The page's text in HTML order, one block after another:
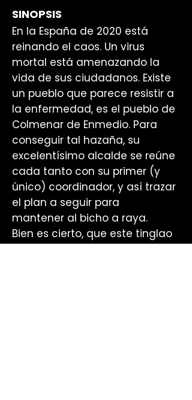
SINOPSIS
En la España de 2020 está
reinando el caos. Un virus
mortal está amenazando la
vida de sus ciudadanos. Existe
un pueblo que parece resistir a
la enfermedad, es el pueblo de
Colmenar de Enmedio. Para
conseguir tal hazaña, su
excelentísimo alcalde se reúne
cada tanto con su primer (y
único) coordinador, y así trazar
el plan a seguir para
mantener al bicho a raya.
Bien es cierto, que este tinglao